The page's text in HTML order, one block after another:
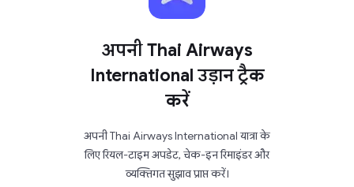
अपनी Thai Airways
International उड़ान ट्रैक
करें
अपनी Thai Airways International यात्रा के
लिए रियल-टाइम अपडेट, चेक-इन रिमाइंडर और
व्यक्तिगत सुझाव प्राप्त करें।